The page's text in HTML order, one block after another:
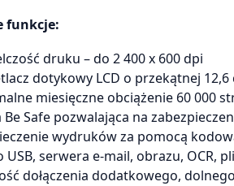
funkcje:
druku – do 2 400 x 600 dpi
dotykowy LCD o przekątnej 12,6
miesięczne obciążenie 60 000
Be Safe pozwalająca na
wydruków za pomocą
USB, serwera e-mail, obrazu, OCR,
dołączenia dodatkowego,